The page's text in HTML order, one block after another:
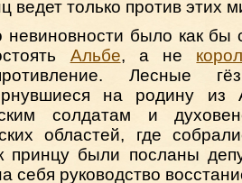
ведет только против этих
невиновности было как
Альбе, а не
Лесные
на родину из
солдатам и
областей, где
принцу были посланы
себя руководство